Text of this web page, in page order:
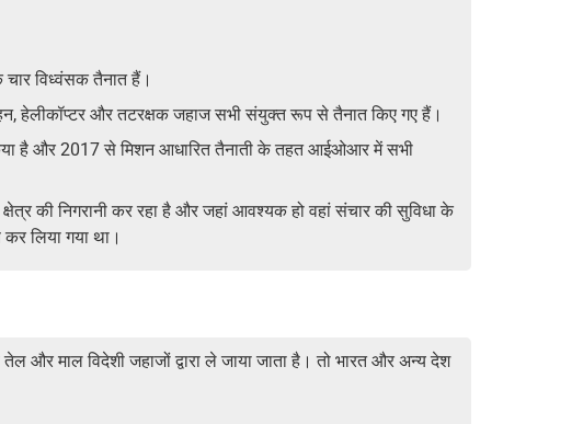
विध्वंसक तैनात हैं।
हेलीकॉप्टर और तटरक्षक जहाज सभी संयुक्त रूप से तैनात किए गए हैं।
है और 2017 से मिशन आधारित तैनाती के तहत आईओआर में सभी
की निगरानी कर रहा है और जहां आवश्यक हो वहां संचार की सुविधा के
लिया गया था।
और माल विदेशी जहाजों द्वारा ले जाया जाता है। तो भारत और अन्य देश